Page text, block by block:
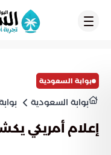
بوابة السعودية
بوابة السعودية
إعلام أمريكي